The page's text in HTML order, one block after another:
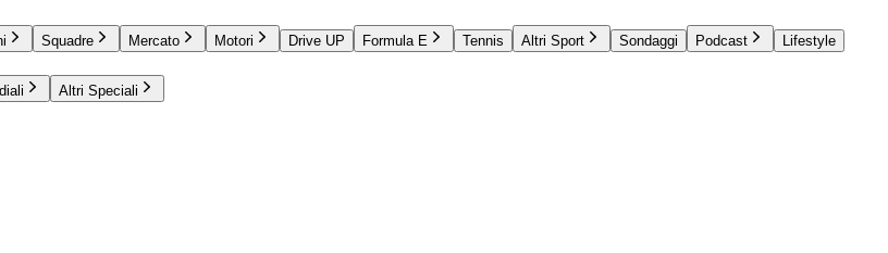
Squadre Mercato Motori Drive UP Formula E Tennis Altri Sport Sondaggi Podcast
Lifestyle
Altri Speciali